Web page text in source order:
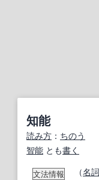
知能
読み方 ： ちのう
智能 とも書く
文法情報 （名詞